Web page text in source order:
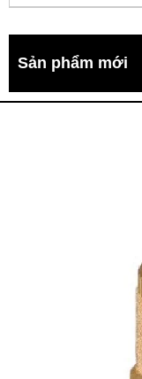
Sản phẩm mới